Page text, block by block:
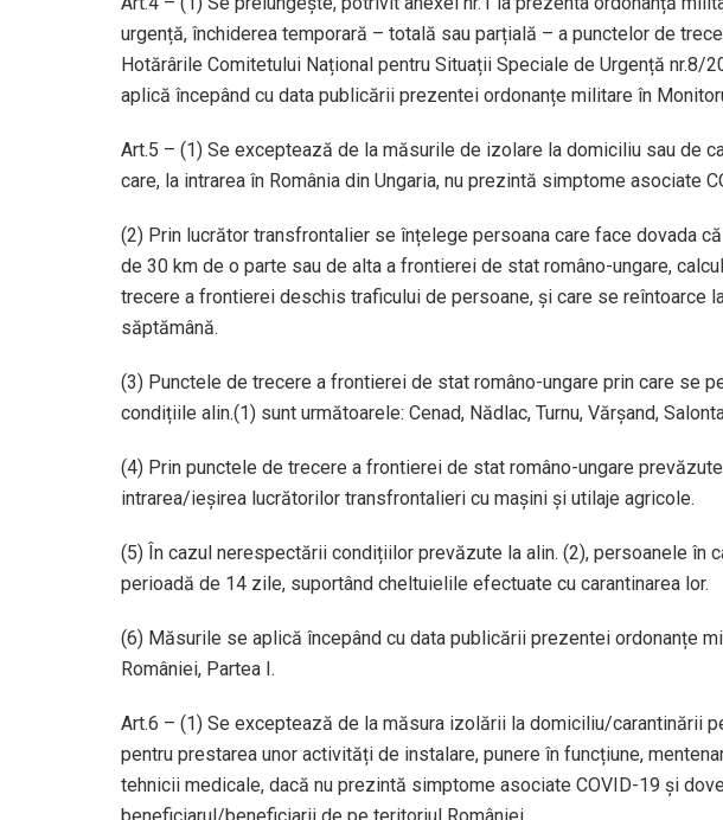
urgență, închiderea temporară – totală sau parțială – a punctelor de
Hotărârile Comitetului Național pentru Situații Speciale de Urgență nr.8/
aplică începând cu data publicării prezentei ordonanțe militare în
Art.5 – (1) Se exceptează de la măsurile de izolare la domiciliu sau de
care, la intrarea în România din Ungaria, nu prezintă simptome asociate
(2) Prin lucrător transfrontalier se înțelege persoana care face dovada
de 30 km de o parte sau de alta a frontierei de stat româno-ungare,
trecere a frontierei deschis traficului de persoane, și care se reîntoarce
săptămână.
(3) Punctele de trecere a frontierei de stat româno-ungare prin care se
condițiile alin.(1) sunt următoarele: Cenad, Nădlac, Turnu, Vărșand,
(4) Prin punctele de trecere a frontierei de stat româno-ungare
intrarea/ieșirea lucrătorilor transfrontalieri cu mașini și utilaje agricole.
(5) În cazul nerespectării condițiilor prevăzute la alin. (2), persoanele în
perioadă de 14 zile, suportând cheltuielile efectuate cu carantinarea lor.
(6) Măsurile se aplică începând cu data publicării prezentei ordonanțe
României, Partea I.
Art.6 – (1) Se exceptează de la măsura izolării la domiciliu/carantinării
pentru prestarea unor activități de instalare, punere în funcțiune,
tehnicii medicale, dacă nu prezintă simptome asociate COVID-19 și
beneficiarul/beneficiarii de pe teritoriul României.